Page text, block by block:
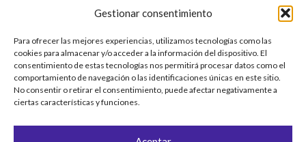
Gestionar consentimiento
Para ofrecer las mejores experiencias, utilizamos tecnologías como las
cookies para almacenar y/o acceder a la información del dispositivo. El
consentimiento de estas tecnologías nos permitirá procesar datos como el
comportamiento de navegación o las identificaciones únicas en este sitio.
No consentir o retirar el consentimiento, puede afectar negativamente a
ciertas características y funciones.
Enter your email address: